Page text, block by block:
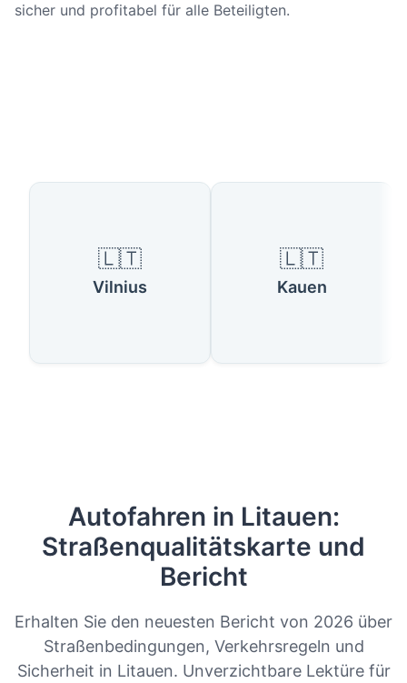
sicher und profitabel für alle Beteiligten.
Verfügbare Länder
🇱🇹
Vilnius
🇱🇹
Kauen
Autofahren in Litauen:
Straßenqualitätskarte und
Bericht
Erhalten Sie den neuesten Bericht von 2026 über
Straßenbedingungen, Verkehrsregeln und
Sicherheit in Litauen. Unverzichtbare Lektüre für